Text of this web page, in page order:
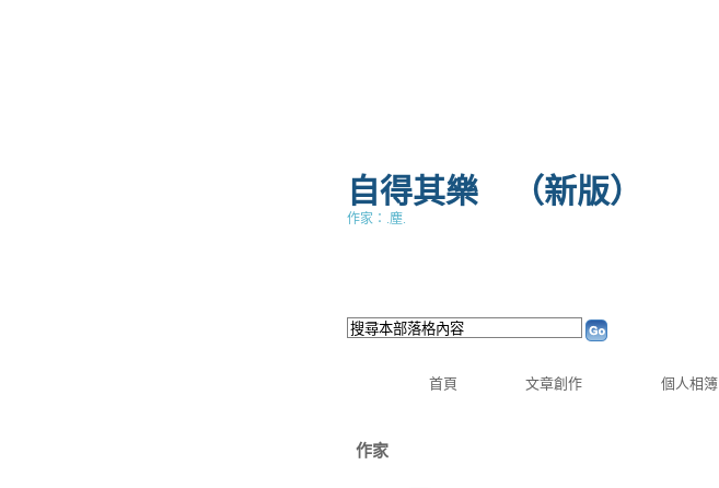
自得其樂 （新版）
首頁 文章創作 個人相簿
作家：.塵.
作家